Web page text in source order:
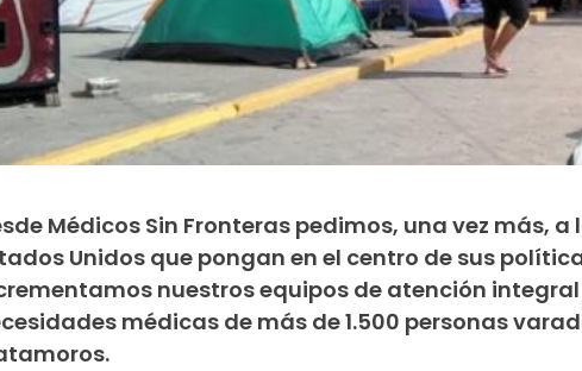
Médicos Sin Fronteras pedimos, una vez más,
Unidos que pongan en el centro de sus
nuestros equipos de atención
médicas de más de 1.500 personas